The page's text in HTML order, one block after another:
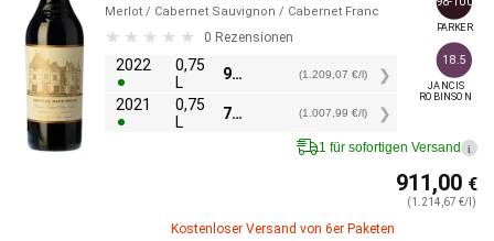
Merlot / Cabernet Sauvignon / Cabernet Franc
0 Rezensionen
2022
0,75
L
906,80 (1.209,07 €/l)
2021
0,75
L
756,00 (1.007,99 €/l)
PARKER
18.5
JANCIS
ROBINSON
1 für sofortigen Versand i
911,00 €
(1.214,67 €/l)
Kostenloser Versand von 6er Paketen